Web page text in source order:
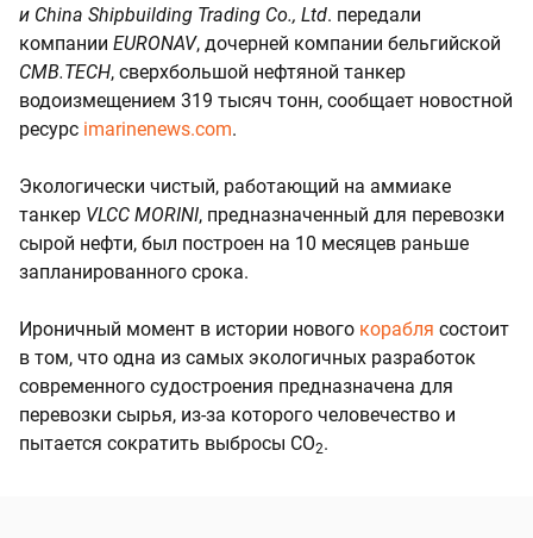
и China Shipbuilding Trading Co., Ltd. передали
компании EURONAV, дочерней компании бельгийской
CMB.TECH, сверхбольшой нефтяной танкер
водоизмещением 319 тысяч тонн, сообщает новостной
ресурс imarinenews.com.
Экологически чистый, работающий на аммиаке
танкер VLCC MORINI, предназначенный для перевозки
сырой нефти, был построен на 10 месяцев раньше
запланированного срока.
Ироничный момент в истории нового корабля состоит
в том, что одна из самых экологичных разработок
современного судостроения предназначена для
перевозки сырья, из-за которого человечество и
пытается сократить выбросы CO2.